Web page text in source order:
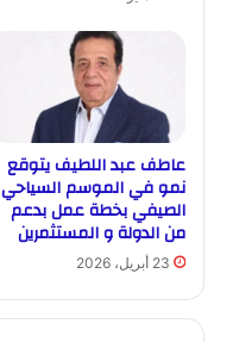
عاطف عبد اللطيف يتوقع
نمو في الموسم السياحي
الصيفي بخطة عمل بدعم
من الدولة و المستثمرين
23 أبريل، 2026